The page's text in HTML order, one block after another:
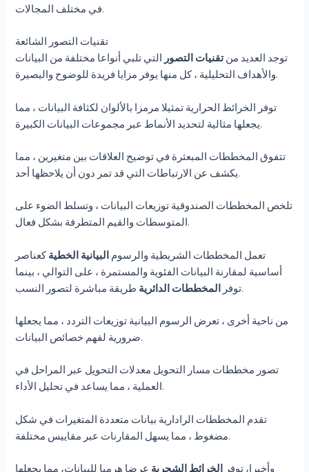
في مختلف المجالات.
تقنيات التصور الشائعة
توجد العديد منتقنيات التصور التي تلبي أنواعا مختلفة من البيانات
والأهداف التحليلية ، كل منها يوفر مزايا فريدة للوضوح والبصيرة.
توفر الخرائط الحرارية تمثيلا مرمزا بالألوان لكثافة البيانات ، مما
يجعلها مثالية لتحديد الأنماط عبر مجموعات البيانات الكبيرة.
تتفوق المخططات المبعثرة في توضيح العلاقات بين متغيرين ، مما
يكشف عن الارتباطات التي قد تمر دون أن يلاحظها أحد.
تلخص المخططات الصندوقية توزيعات البيانات ، وتسلط الضوء على
المتوسطات والقيم المتطرفة بشكل فعال.
تعمل المخططات الشريطية والرسوم البيانية الخطيةكعناصر
أساسية لمقارنة البيانات الفئوية والمستمرة ، على التوالي ، بينما
توفر المخططات الدائرية طريقة مباشرة لتصور النسب.
من ناحية أخرى ، تعرض الرسوم البيانية توزيعات التردد ، مما يجعلها
ضرورية لفهم خصائص البيانات.
تصور مخططات مسار التحويل معدلات التحويل عبر المراحل في
العملية ، مما يساعد في تحليل الأداء.
تقدم المخططات الرادارية بيانات متعددة المتغيرات في شكل
مضغوط ، مما يسهل المقارنات عبر مقاييس مختلفة.
وأخيرا، توفر الخرائط الشجرية عرضا هرميا للبيانات، مما يجعلها